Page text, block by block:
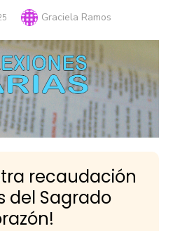
Author
Graciela Ramos
recaudación
del Sagrado